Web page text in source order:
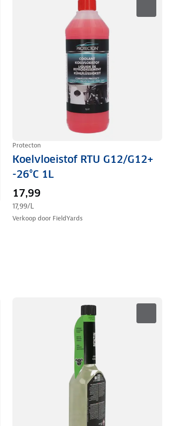
Protecton
Koelvloeistof RTU G12/G12+
-26°C 1L
17,99
17,99/L
Verkoop door FieldYards